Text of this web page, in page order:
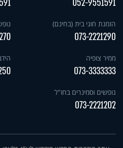
הזמנת חוגי בית (בחינם)
073-2221290
ממיר צופיה
073-3333333
נופשים וסמינרים בחו"ל
073-2221202